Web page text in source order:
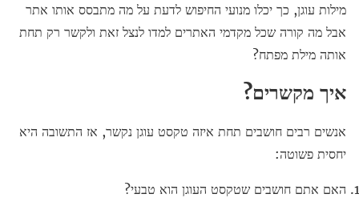
מילות עוגן, כך יכלו מנועי החיפוש לדעת על מה מתבסס אותו אתר
אבל מה קורה שכל מקדמי האתרים למדו לנצל זאת ולקשר רק תחת
אותה מילת מפתח?
איך מקשרים?
אנשים רבים חושבים תחת איזה טקסט עוגן נקשר, אז התשובה היא
יחסית פשוטה:
האם אתם חושבים שטקסט העוגן הוא טבעי?